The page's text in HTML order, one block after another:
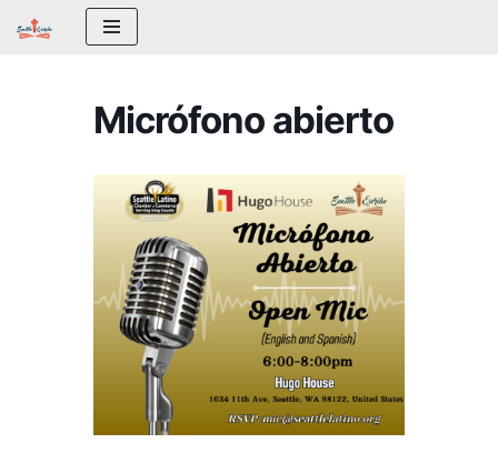
contenidoMicrófono abierto